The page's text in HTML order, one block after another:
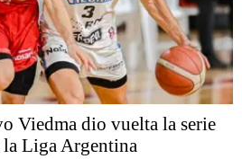
Viedma dio vuelta la serie
Liga Argentina